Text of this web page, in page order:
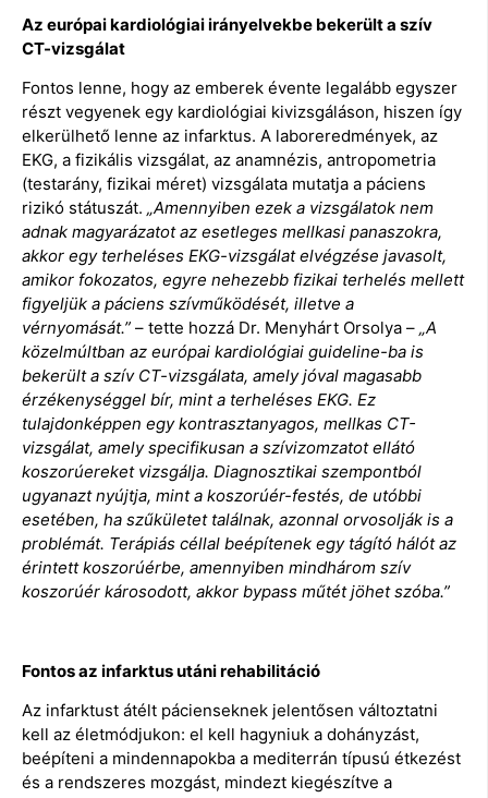
Az európai kardiológiai irányelvekbe bekerült a szív
CT-vizsgálat
Fontos lenne, hogy az emberek évente legalább egyszer
részt vegyenek egy kardiológiai kivizsgáláson, hiszen így
elkerülhető lenne az infarktus. A laboreredmények, az
EKG, a fizikális vizsgálat, az anamnézis, antropometria
(testarány, fizikai méret) vizsgálata mutatja a páciens
rizikó státuszát. „Amennyiben ezek a vizsgálatok nem
adnak magyarázatot az esetleges mellkasi panaszokra,
akkor egy terheléses EKG-vizsgálat elvégzése javasolt,
amikor fokozatos, egyre nehezebb fizikai terhelés mellett
figyeljük a páciens szívműködését, illetve a
vérnyomását.” – tette hozzá Dr. Menyhárt Orsolya – „A
közelmúltban az európai kardiológiai guideline-ba is
bekerült a szív CT-vizsgálata, amely jóval magasabb
érzékenységgel bír, mint a terheléses EKG. Ez
tulajdonképpen egy kontrasztanyagos, mellkas CT-
vizsgálat, amely specifikusan a szívizomzatot ellátó
koszorúereket vizsgálja. Diagnosztikai szempontból
ugyanazt nyújtja, mint a koszorúér-festés, de utóbbi
esetében, ha szűkületet találnak, azonnal orvosolják is a
problémát. Terápiás céllal beépítenek egy tágító hálót az
érintett koszorúérbe, amennyiben mindhárom szív
koszorúér károsodott, akkor bypass műtét jöhet szóba.”
Fontos az infarktus utáni rehabilitáció
Az infarktust átélt pácienseknek jelentősen változtatni
kell az életmódjukon: el kell hagyniuk a dohányzást,
beépíteni a mindennapokba a mediterrán típusú étkezést
és a rendszeres mozgást, mindezt kiegészítve a